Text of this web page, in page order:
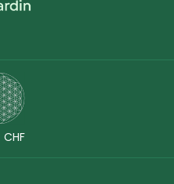
CHF